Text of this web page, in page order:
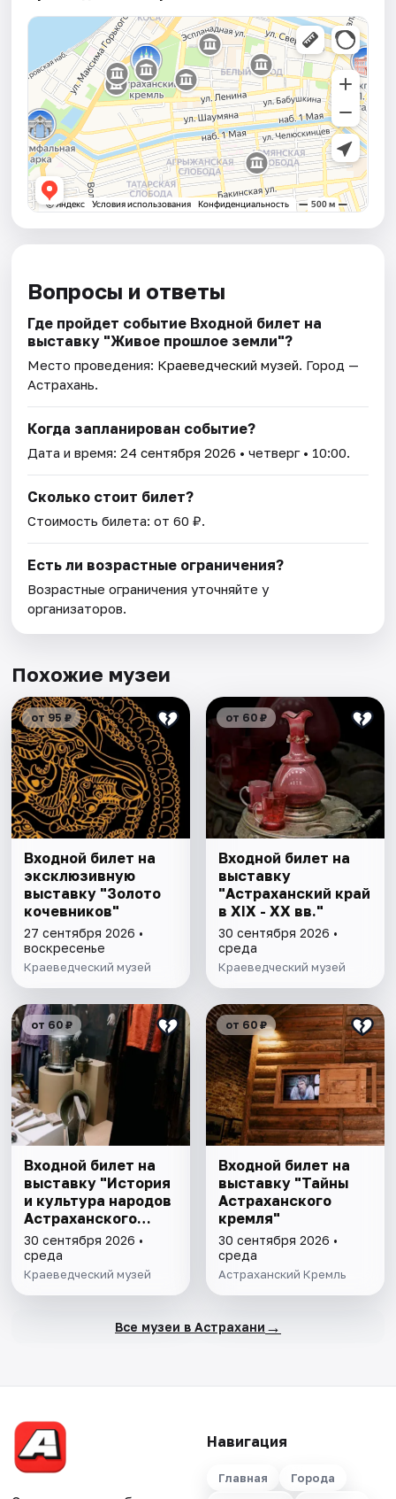
Вопросы и ответы
Где пройдет событие Входной билет на
выставку "Живое прошлое земли"?
Место проведения: Краеведческий музей. Город —
Астрахань.
Когда запланирован событие?
Дата и время:24 сентября 2026 • четверг • 10:00.
Сколько стоит билет?
Стоимость билета: от 60 ₽.
Есть ли возрастные ограничения?
Возрастные ограничения уточняйте у
организаторов.
Похожие музеи
от 95 ₽
Входной билет на
эксклюзивную
выставку "Золото
кочевников"
27 сентября 2026 •
воскресенье
Краеведческий музей
от 60 ₽
Входной билет на
выставку
"Астраханский край
в XIX - XX вв."
30 сентября 2026 •
среда
Краеведческий музей
от 60 ₽
Входной билет на
выставку "История
и культура народов
Астраханского
края"
30 сентября 2026 •
среда
Краеведческий музей
от 60 ₽
Входной билет на
выставку "Тайны
Астраханского
кремля"
30 сентября 2026 •
среда
Астраханский Кремль
Все музеи в Астрахани →
Навигация
Главная
Города